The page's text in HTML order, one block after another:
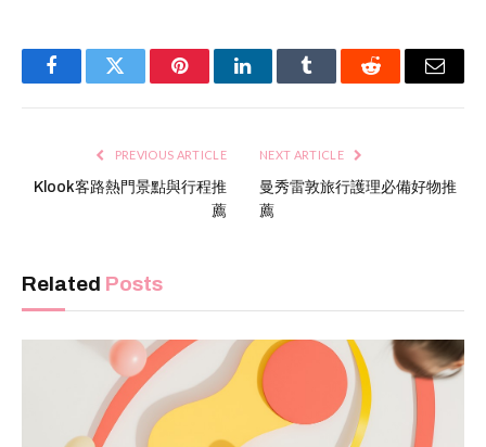
FacebookTwitter PinterestLinkedInTumblr Reddit Email
PREVIOUS ARTICLE
Klook客路熱門景點與行程推
薦
NEXT ARTICLE
曼秀雷敦旅行護理必備好物推
薦
Related Posts